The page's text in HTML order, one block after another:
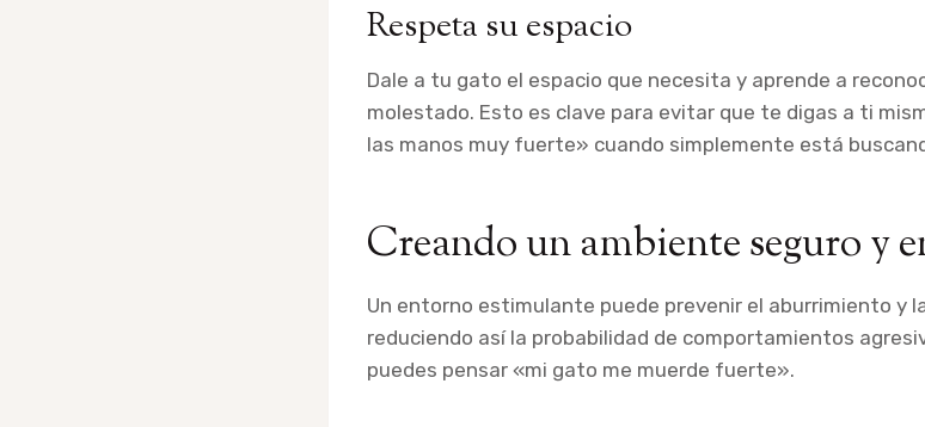
Respeta su espacio
Dale a tu gato el espacio que necesita y aprende a
molestado. Esto es clave para evitar que te digas a ti
las manos muy fuerte» cuando simplemente está
Creando un ambiente seguro y
Un entorno estimulante puede prevenir el aburrimiento y
reduciendo así la probabilidad de comportamientos
puedes pensar «mi gato me muerde fuerte».